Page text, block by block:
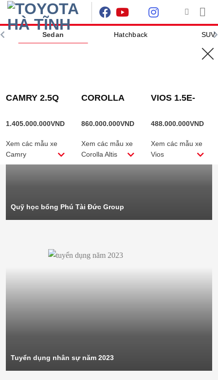
Skip
content
Sedan Hatchback SUV
CAMRY 2.5Q
1.405.000.000VND
Xem các mẫu xe
Camry
COROLLA
1.8HEV
860.000.000VND
Xem các mẫu xe
Corolla Altis
VIOS 1.5E-
488.000.000VND
Xem các mẫu xe
Vios
Quỹ học bổng Phú Tài Đức Group
Tuyển dụng nhân sự năm 2023